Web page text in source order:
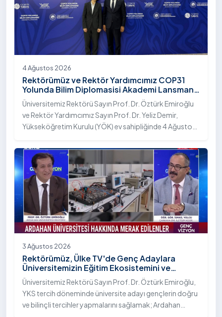
4 Ağustos 2026
Rektörümüz ve Rektör Yardımcımız COP31
Yolunda Bilim Diplomasisi Akademi Lansmanı
Toplantısına Katıldı
Üniversitemiz Rektörü Sayın Prof. Dr. Öztürk Emiroğlu
ve Rektör Yardımcımız Sayın Prof. Dr. Yeliz Demir,
Yükseköğretim Kurulu (YÖK) ev sahipliğinde 4 Ağustos
Bilim Diplomasisi: Akademi Lansmanı” programına
katıldı.
3 Ağustos 2026
Rektörümüz, Ülke TV'de Genç Adaylara
Üniversitemizin Eğitim Ekosistemini ve
Sunduğu Nitelikli İmkânları Anlattı
Üniversitemiz Rektörü Sayın Prof. Dr. Öztürk Emiroğlu,
YKS tercih döneminde üniversite adayı gençlerin doğru
ve bilinçli tercihler yapmalarını sağlamak; Ardahan